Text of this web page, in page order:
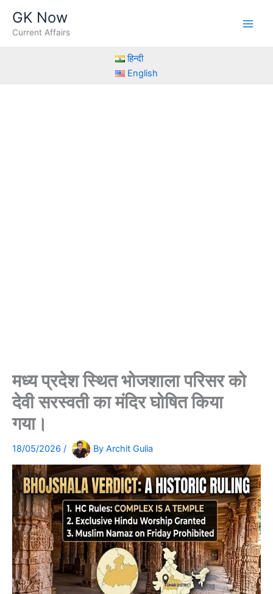
content
GK Now
Current Affairs
हिन्दी
English
मध्य प्रदेश स्थित भोजशाला परिसर को
देवी सरस्वती का मंदिर घोषित किया
गया।
18/05/2026 / By Archit Gulia